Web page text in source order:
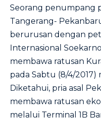
Seorang penumpang
Tangerang-
berurusan dengan
Internasional
membawa ratusan
pada Sabtu (8/4/2017)
Diketahui, pria asal
membawa ratusan
melalui Terminal 1B